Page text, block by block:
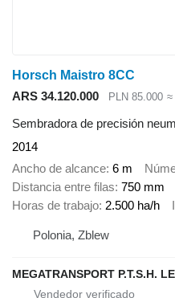
Horsch Maistro 8CC
ARS 34.120.000
PLN 85.000 ≈
Sembradora de precisión
2014
Ancho de alcance 6 m
Distancia entre filas 750 mm
Horas de trabajo 2.500 ha/h
Polonia, Zblew
MEGATRANSPORT P.T.S.H.